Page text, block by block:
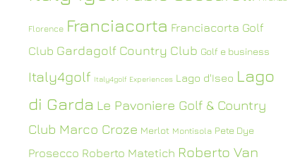
Florence Franciacorta Franciacorta Golf
Club Gardagolf Country Club Golf e business
Italy4golf Italy4golf Experiences Lago d'Iseo Lago
di Garda Le Pavoniere Golf & Country
Club Marco Croze Merlot Montisola Pete Dye
Prosecco Roberto Matetich Roberto Van